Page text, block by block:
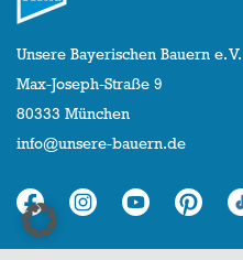
Unsere Bayerischen Bauern e. V.
Max-Joseph-Straße 9
80333 München
info@unsere-bauern.de